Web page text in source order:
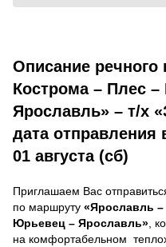
Описание речного
Кострома – Плес
Ярославль» – т/х
дата отправления
01 августа (сб)
Приглашаем Вас
по маршруту «Ярославль
Юрьевец – Ярославль» ,
на комфортабельном